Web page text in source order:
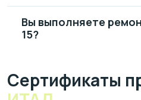
Вы выполняете
15?
Cертификаты